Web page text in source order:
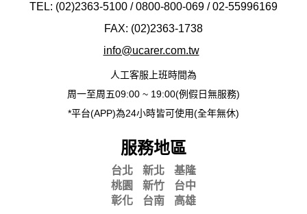
TEL: (02)2363-5100 / 0800-800-069 / 02-55996169
FAX: (02)2363-1738
info@ucarer.com.tw
人工客服上班時間為
周一至周五09:00 ~ 19:00(例假日無服務)
*平台(APP)為24小時皆可使用(全年無休)
服務地區
台北 新北
基隆
桃園
新竹
台中
彰化
台南 高雄